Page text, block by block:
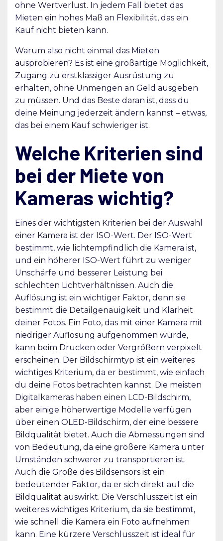
ohne Wertverlust. In jedem Fall bietet das
Mieten ein hohes Maß an Flexibilität, das ein
Kauf nicht bieten kann.
Warum also nicht einmal das Mieten
ausprobieren? Es ist eine großartige Möglichkeit,
Zugang zu erstklassiger Ausrüstung zu
erhalten, ohne Unmengen an Geld ausgeben
zu müssen. Und das Beste daran ist, dass du
deine Meinung jederzeit ändern kannst – etwas,
das bei einem Kauf schwieriger ist.
Welche Kriterien sind
bei der Miete von
Kameras wichtig?
Eines der wichtigsten Kriterien bei der Auswahl
einer Kamera ist der ISO-Wert. Der ISO-Wert
bestimmt, wie lichtempfindlich die Kamera ist,
und ein höherer ISO-Wert führt zu weniger
Unschärfe und besserer Leistung bei
schlechten Lichtverhältnissen. Auch die
Auflösung ist ein wichtiger Faktor, denn sie
bestimmt die Detailgenauigkeit und Klarheit
deiner Fotos. Ein Foto, das mit einer Kamera mit
niedriger Auflösung aufgenommen wurde,
kann beim Drucken oder Vergrößern verpixelt
erscheinen. Der Bildschirmtyp ist ein weiteres
wichtiges Kriterium, da er bestimmt, wie einfach
du deine Fotos betrachten kannst. Die meisten
Digitalkameras haben einen LCD-Bildschirm,
aber einige höherwertige Modelle verfügen
über einen OLED-Bildschirm, der eine bessere
Bildqualität bietet. Auch die Abmessungen sind
von Bedeutung, da eine größere Kamera unter
Umständen schwerer zu transportieren ist.
Auch die Größe des Bildsensors ist ein
bedeutender Faktor, da er sich direkt auf die
Bildqualität auswirkt. Die Verschlusszeit ist ein
weiteres wichtiges Kriterium, da sie bestimmt,
wie schnell die Kamera ein Foto aufnehmen
kann. Eine kürzere Verschlusszeit ist ideal für